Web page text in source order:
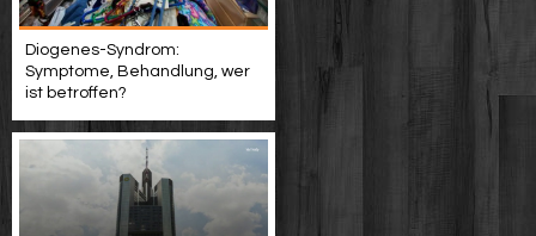
Diogenes-Syndrom:
Symptome, Behandlung, wer
ist betroffen?